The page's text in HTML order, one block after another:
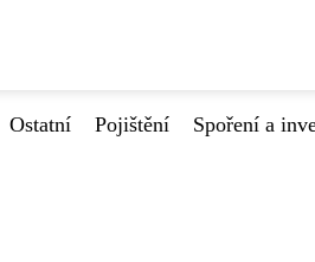
Ostatní Pojištění Spoření a